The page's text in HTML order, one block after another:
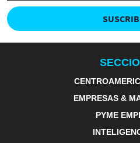
EMPRESAS &
PYME